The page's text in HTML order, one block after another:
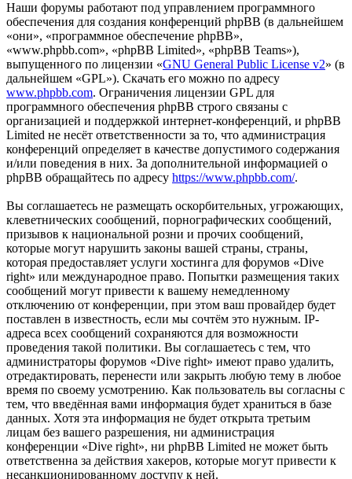
Наши форумы работают под управлением программного
обеспечения для создания конференций phpBB (в дальнейшем
«они», «программное обеспечение phpBB»,
«www.phpbb.com», «phpBB Limited», «phpBB Teams»),
выпущенного по лицензии «GNU General Public License v2» (в
дальнейшем «GPL»). Скачать его можно по адресу
www.phpbb.com. Ограничения лицензии GPL для
программного обеспечения phpBB строго связаны с
организацией и поддержкой интернет-конференций, и phpBB
Limited не несёт ответственности за то, что администрация
конференций определяет в качестве допустимого содержания
и/или поведения в них. За дополнительной информацией о
phpBB обращайтесь по адресу https://www.phpbb.com/.
Вы соглашаетесь не размещать оскорбительных, угрожающих,
клеветнических сообщений, порнографических сообщений,
призывов к национальной розни и прочих сообщений,
которые могут нарушить законы вашей страны, страны,
которая предоставляет услуги хостинга для форумов «Dive
right» или международное право. Попытки размещения таких
сообщений могут привести к вашему немедленному
отключению от конференции, при этом ваш провайдер будет
поставлен в известность, если мы сочтём это нужным. IP-
адреса всех сообщений сохраняются для возможности
проведения такой политики. Вы соглашаетесь с тем, что
администраторы форумов «Dive right» имеют право удалить,
отредактировать, перенести или закрыть любую тему в любое
время по своему усмотрению. Как пользователь вы согласны с
тем, что введённая вами информация будет храниться в базе
данных. Хотя эта информация не будет открыта третьим
лицам без вашего разрешения, ни администрация
конференции «Dive right», ни phpBB Limited не может быть
ответственна за действия хакеров, которые могут привести к
несанкционированному доступу к ней.